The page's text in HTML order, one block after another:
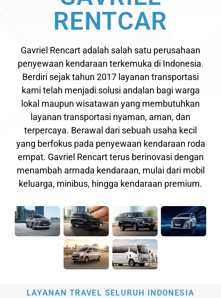
RENTCAR
Gavriel Rencart adalah salah satu perusahaan
penyewaan kendaraan terkemuka di Indonesia.
Berdiri sejak tahun 2017 layanan transportasi
kami telah menjadi solusi andalan bagi warga
lokal maupun wisatawan yang membutuhkan
layanan transportasi nyaman, aman, dan
terpercaya. Berawal dari sebuah usaha kecil
yang berfokus pada penyewaan kendaraan roda
empat. Gavriel Rencart terus berinovasi dengan
menambah armada kendaraan, mulai dari mobil
keluarga, minibus, hingga kendaraan premium.
LAYANAN TRAVEL SELURUH INDONESIA